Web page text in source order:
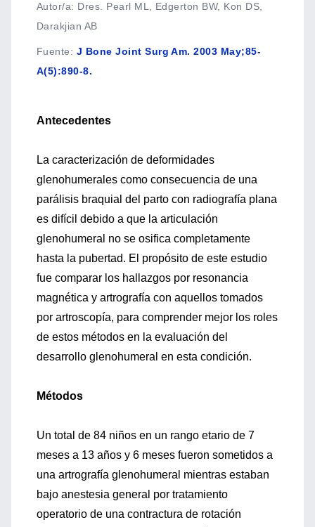
Autor/a: Dres. Pearl ML, Edgerton BW, Kon DS,
Darakjian AB
Fuente: J Bone Joint Surg Am. 2003 May;85-
A(5):890-8.
Antecedentes
La caracterización de deformidades
glenohumerales como consecuencia de una
parálisis braquial del parto con radiografía plana
es difícil debido a que la articulación
glenohumeral no se osifica completamente
hasta la pubertad. El propósito de este estudio
fue comparar los hallazgos por resonancia
magnética y artrografía con aquellos tomados
por artroscopía, para comprender mejor los roles
de estos métodos en la evaluación del
desarrollo glenohumeral en esta condición.
Métodos
Un total de 84 niños en un rango etario de 7
meses a 13 años y 6 meses fueron sometidos a
una artrografía glenohumeral mientras estaban
bajo anestesia general por tratamiento
operatorio de una contractura de rotación